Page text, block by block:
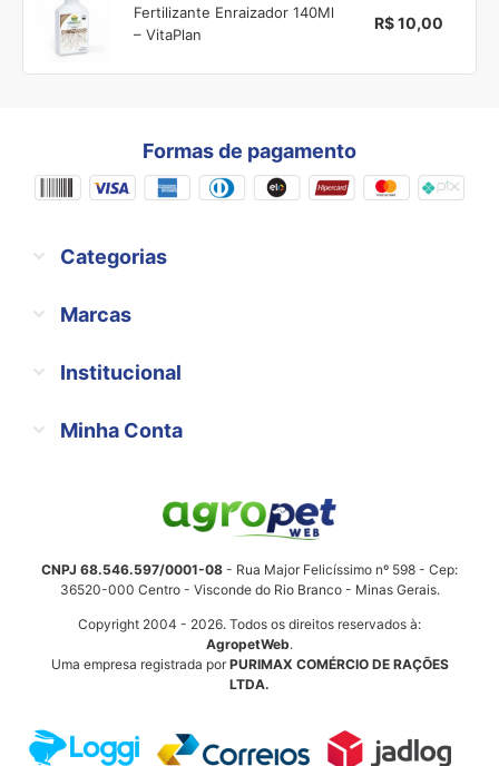
Fertilizante Enraizador 140Ml
– VitaPlan
R$ 10,00
Formas de pagamento
Categorias
Marcas
Institucional
Minha Conta
CNPJ 68.546.597/0001-08 - Rua Major Felicíssimo nº 598 - Cep:
36520-000 Centro - Visconde do Rio Branco - Minas Gerais.
Copyright 2004 - 2026. Todos os direitos reservados à:
AgropetWeb.
Uma empresa registrada porPURIMAX COMÉRCIO DE RAÇÕES
LTDA.